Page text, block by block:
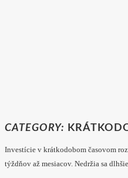
CATEGORY:
Investície v krátkodobom časovom
týždňov až mesiacov. Nedržia sa